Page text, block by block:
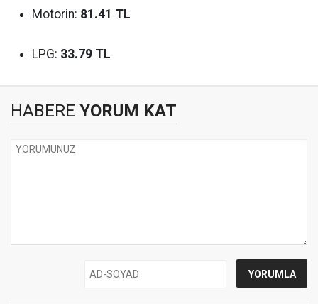
Motorin: 81.41 TL
LPG: 33.79 TL
HABERE YORUM KAT